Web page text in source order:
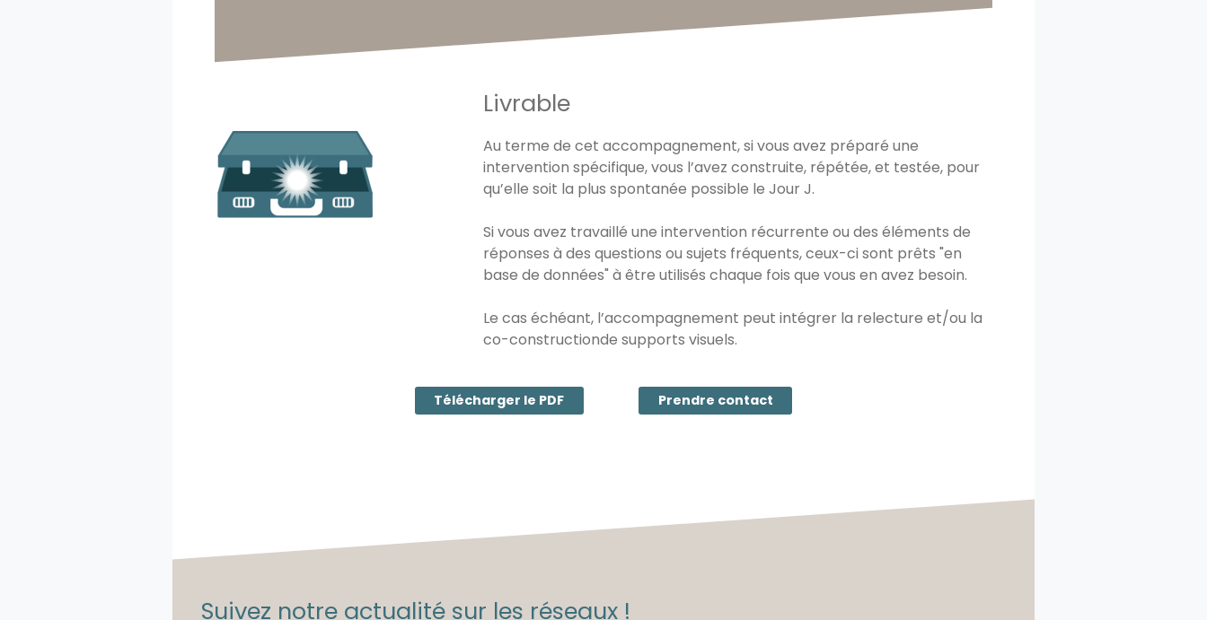
Livrable
Au terme de cet accompagnement, si vous avez préparé une
intervention spécifique, vous l’avez construite, répétée, et testée, pour
qu’elle soit la plus spontanée possible le Jour J.
Si vous avez travaillé une intervention récurrente ou des éléments de
réponses à des questions ou sujets fréquents, ceux-ci sont prêts "en
base de données" à être utilisés chaque fois que vous en avez besoin.
Le cas échéant, l’accompagnement peut intégrer la relecture et/ou la
co-constructionde supports visuels.
Télécharger le PDF Prendre contact
Suivez notre actualité sur les réseaux !